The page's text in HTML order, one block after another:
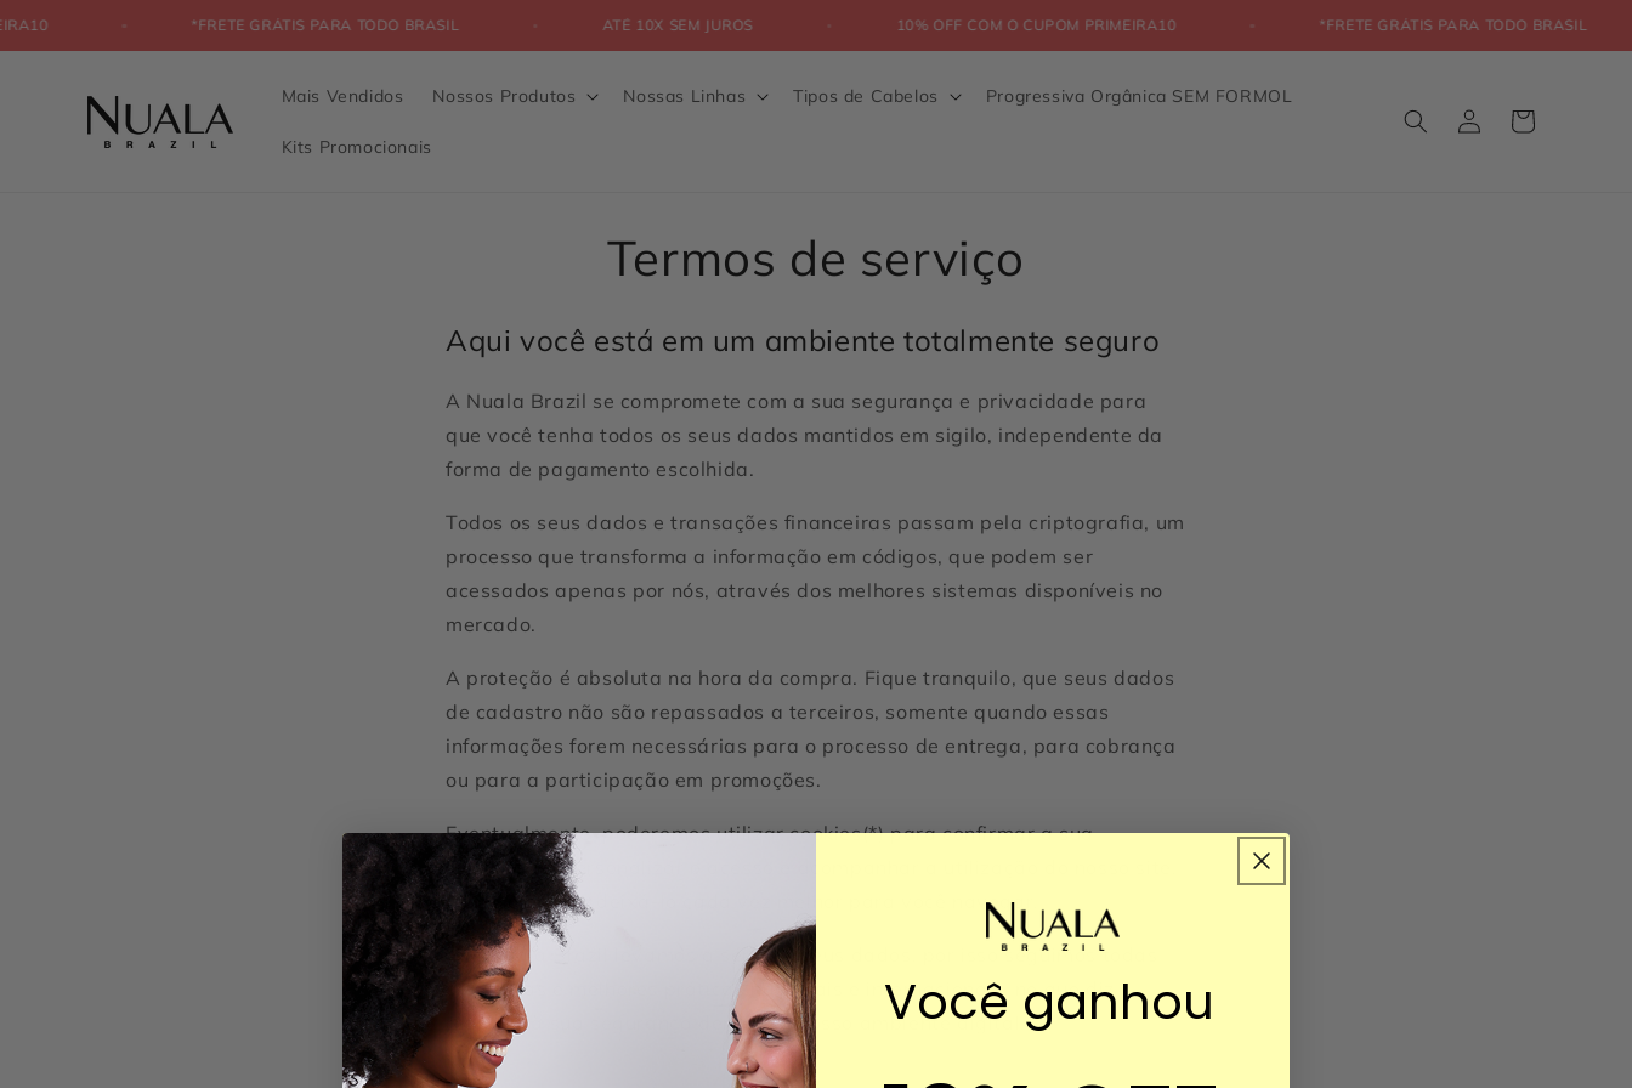
para o
conteúdo
*FRETE GRÁTIS PARA TODO BRASIL ATÉ 10X SEM JUROS 10% OFF COM O CUPOM PRIMEIRA10 *FRETE GRÁTIS PARA TODO BRASIL
Mais Vendidos Nossos Produtos Nossas Linhas Tipos de Cabelos Progressiva Orgânica SEM FORMOL
Kits Promocionais
Fazer
login
Carrinho
Termos de serviço
Aqui você está em um ambiente totalmente seguro
A Nuala Brazil se compromete com a sua segurança e privacidade para
que você tenha todos os seus dados mantidos em sigilo, independente da
forma de pagamento escolhida.
Todos os seus dados e transações financeiras passam pela criptografia, um
processo que transforma a informação em códigos, que podem ser
acessados apenas por nós, através dos melhores sistemas disponíveis no
mercado.
A proteção é absoluta na hora da compra. Fique tranquilo, que seus dados
de cadastro não são repassados a terceiros, somente quando essas
informações forem necessárias para o processo de entrega, para cobrança
ou para a participação em promoções.
Eventualmente, poderemos utilizar cookies(*) para confirmar a sua
identidade, personalizar o acesso e acompanhar a utilização do nosso site,
tendo em vista deixá-lo cada vez melhor para você navegar.
*Na Nuala Brazil levamos a sério os seus dados, por isso seguimos todas
as normas e melhores práticas nacionais e internacionais, no que diz
respeito à sua segurança dentro do nosso ambiente digital.Você ganhou